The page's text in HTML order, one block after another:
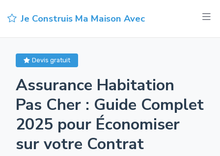
Je Construis Ma Maison Avec
Devis gratuit
Assurance Habitation
Pas Cher : Guide Complet
2025 pour Économiser
sur votre Contrat